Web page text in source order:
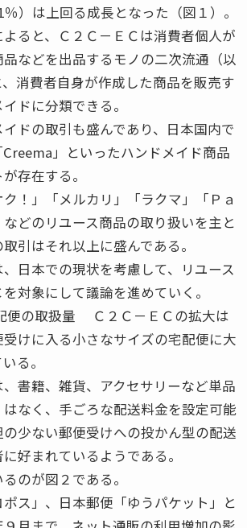
）は上回る成長となった（図１）。
ると、Ｃ２Ｃ－ＥＣは消費者個人が
などを出品するモノの二次流通（以
消費者自身が作成した商品を販売す
ドに分類できる。
ドの取引も盛んであり、日本国内で
」といったハンドメイド商品
存在する。
！」「メルカリ」「ラクマ」「Ｐａ
どのリユース商品の取り扱いを主と
引はそれ以上に盛んである。
日本での現状を考慮して、リユース
対象にして議論を進めていく。
便の取扱量 Ｃ２Ｃ－ＥＣの拡大は
けに入る小さなサイズの宅配便に大
る。
書籍、雑貨、アクセサリーなど単品
なく、手ごろな配送料金を設定可能
少ない郵便受けへの投かん型の配送
好まれているようである。
のが図２である。
ス」、日本郵便「ゆうパケット」と